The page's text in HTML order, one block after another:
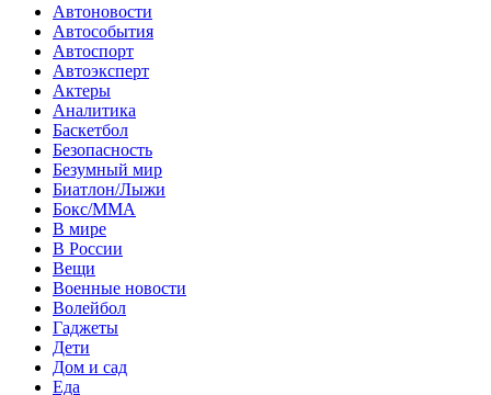
Автоновости
Автособытия
Автоспорт
Автоэксперт
Актеры
Аналитика
Баскетбол
Безопасность
Безумный мир
Биатлон/Лыжи
Бокс/MMA
В мире
В России
Вещи
Военные новости
Волейбол
Гаджеты
Дети
Дом и сад
Еда